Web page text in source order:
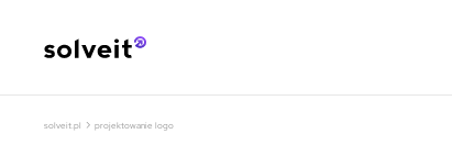
solveit.pl › projektowanie logo